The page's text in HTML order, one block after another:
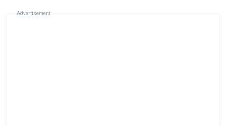
Advertisement